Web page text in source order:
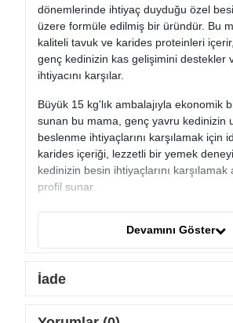
dönemlerinde ihtiyaç duyduğu özel
üzere formüle edilmiş bir üründür. Bu
kaliteli tavuk ve karides proteinleri
genç kedinizin kas gelişimini destekler
ihtiyacını karşılar.
Büyük 15 kg'lık ambalajıyla ekonomik
sunan bu mama, genç yavru kedinizin
beslenme ihtiyaçlarını karşılamak için
karides içeriği, lezzetli bir yemek
kedinizin besin ihtiyaçlarını karşılamak
profil sunar.
Animal World Kitten Tavuk ve Karidesli
Maması, içeriğindeki vitaminler ve
kedinizin bağışıklık sistemini destekler.
olumlu yönde etkiler.
Devamını Göster
İade